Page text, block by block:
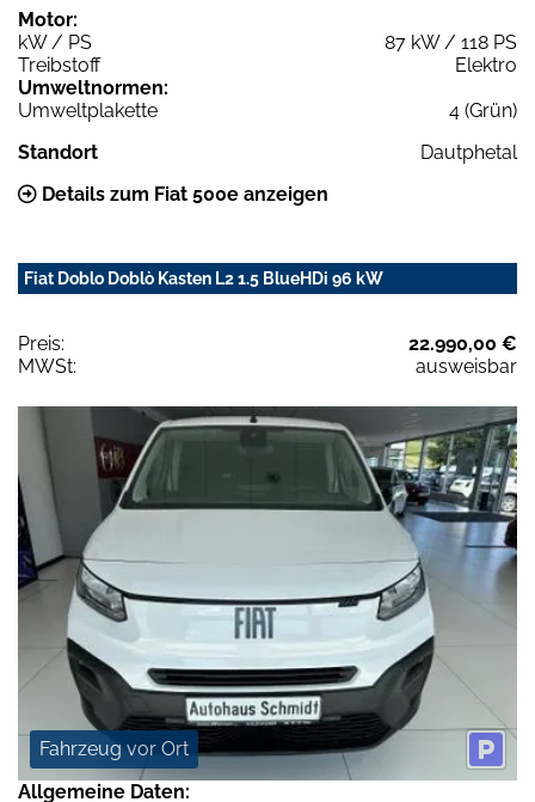
Motor:
kW / PS
87 kW / 118 PS
Treibstoff
Elektro
Umweltnormen:
Umweltplakette
4 (Grün)
Standort
Dautphetal
Details zum Fiat 500e anzeigen
Fiat Doblo Doblò Kasten L2 1.5 BlueHDi 96 kW
Preis:
22.990,00 €
MWSt:
ausweisbar
Fahrzeug vor Ort
Allgemeine Daten: